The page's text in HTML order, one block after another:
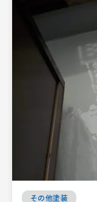
その他塗装